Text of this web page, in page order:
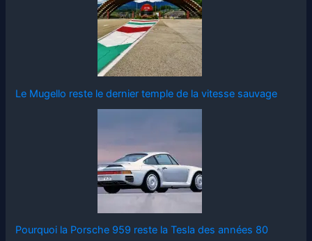
Le Mugello reste le dernier temple de la vitesse sauvage
Pourquoi la Porsche 959 reste la Tesla des années 80